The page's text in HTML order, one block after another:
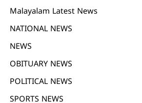
Malayalam Latest News
NATIONAL NEWS
NEWS
OBITUARY NEWS
POLITICAL NEWS
SPORTS NEWS